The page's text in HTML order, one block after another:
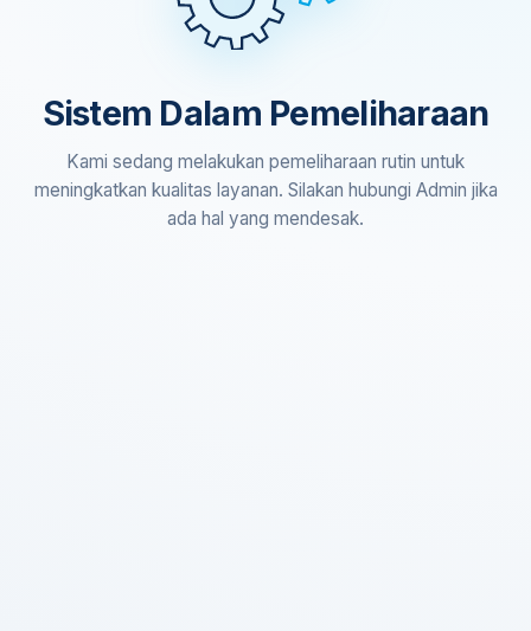
Sistem Dalam Pemeliharaan
Kami sedang melakukan pemeliharaan rutin untuk
meningkatkan kualitas layanan. Silakan hubungi Admin jika
ada hal yang mendesak.